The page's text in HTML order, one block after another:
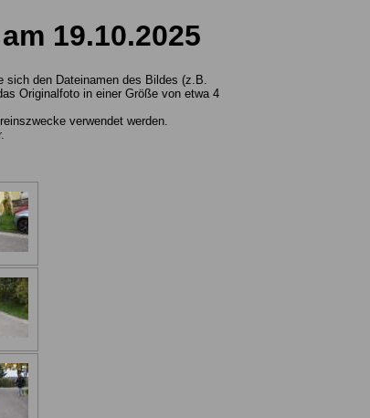
19.10.2025
den Dateinamen des Bildes (z.B.
Originalfoto in einer Größe von etwa 4
verwendet werden.